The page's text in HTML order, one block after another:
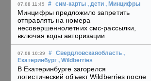
07.08 11:49 # сим-карты , дети , Минцифры
Минцифры предложило запретить
отправлять на номера
несовершеннолетних смс-рассылки,
включая коды авторизации
07.08 10:39 # Свердловскаяобласть ,
Екатеринбург , Wildberries
В Екатеринбурге загорелся
логистический объект Wildberries после